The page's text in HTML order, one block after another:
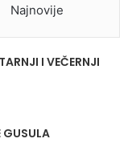
Najnovije
I VEČERNJI
GUSULA